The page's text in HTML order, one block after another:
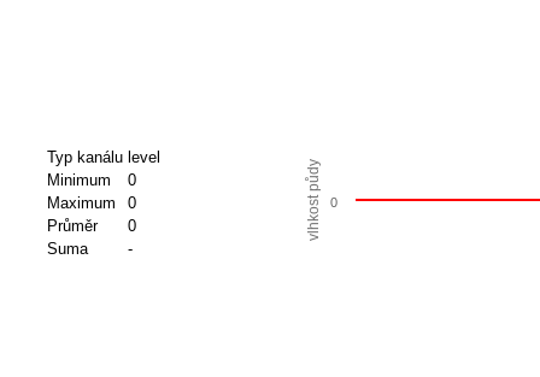
Typ kanálu level
Minimum
0
Maximum
0
Průměr
0
Suma
-
vlhkost půdy 0